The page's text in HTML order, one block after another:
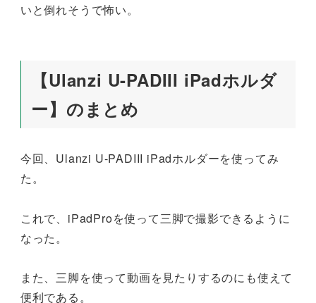
いと倒れそうで怖い。
【Ulanzi U-PADIII iPadホルダ
ー】のまとめ
今回、Ulanzi U-PADIII iPadホルダーを使ってみ
た。
これで、iPadProを使って三脚で撮影できるように
なった。
また、三脚を使って動画を見たりするのにも使えて
便利である。